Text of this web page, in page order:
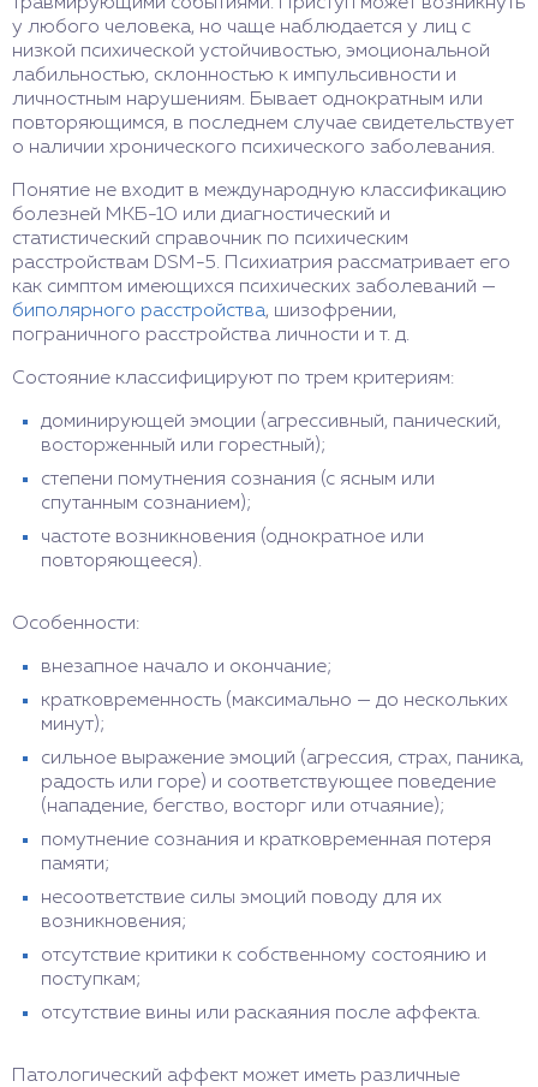
у любого человека, но чаще наблюдается у лиц с
низкой психической устойчивостью, эмоциональной
лабильностью, склонностью к импульсивности и
личностным нарушениям. Бывает однократным или
повторяющимся, в последнем случае свидетельствует
о наличии хронического психического заболевания.
Понятие не входит в международную классификацию
болезней МКБ-10 или диагностический и
статистический справочник по психическим
расстройствам DSM-5. Психиатрия рассматривает его
как симптом имеющихся психических заболеваний —
биполярного расстройства, шизофрении,
пограничного расстройства личности и т. д.
Состояние классифицируют по трем критериям:
доминирующей эмоции (агрессивный, панический,
восторженный или горестный);
степени помутнения сознания (с ясным или
спутанным сознанием);
частоте возникновения (однократное или
повторяющееся).
Особенности:
внезапное начало и окончание;
кратковременность (максимально — до нескольких
минут);
сильное выражение эмоций (агрессия, страх, паника,
радость или горе) и соответствующее поведение
(нападение, бегство, восторг или отчаяние);
помутнение сознания и кратковременная потеря
памяти;
несоответствие силы эмоций поводу для их
возникновения;
отсутствие критики к собственному состоянию и
поступкам;
отсутствие вины или раскаяния после аффекта.
Патологический аффект может иметь различные